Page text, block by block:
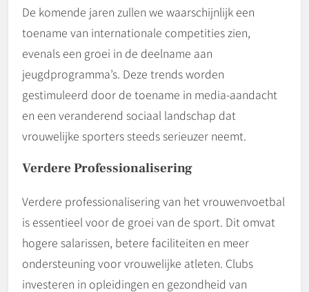
De komende jaren zullen we waarschijnlijk een
toename van internationale competities zien,
evenals een groei in de deelname aan
jeugdprogramma’s. Deze trends worden
gestimuleerd door de toename in media-aandacht
en een veranderend sociaal landschap dat
vrouwelijke sporters steeds serieuzer neemt.
Verdere Professionalisering
Verdere professionalisering van het vrouwenvoetbal
is essentieel voor de groei van de sport. Dit omvat
hogere salarissen, betere faciliteiten en meer
ondersteuning voor vrouwelijke atleten. Clubs
investeren in opleidingen en gezondheid van